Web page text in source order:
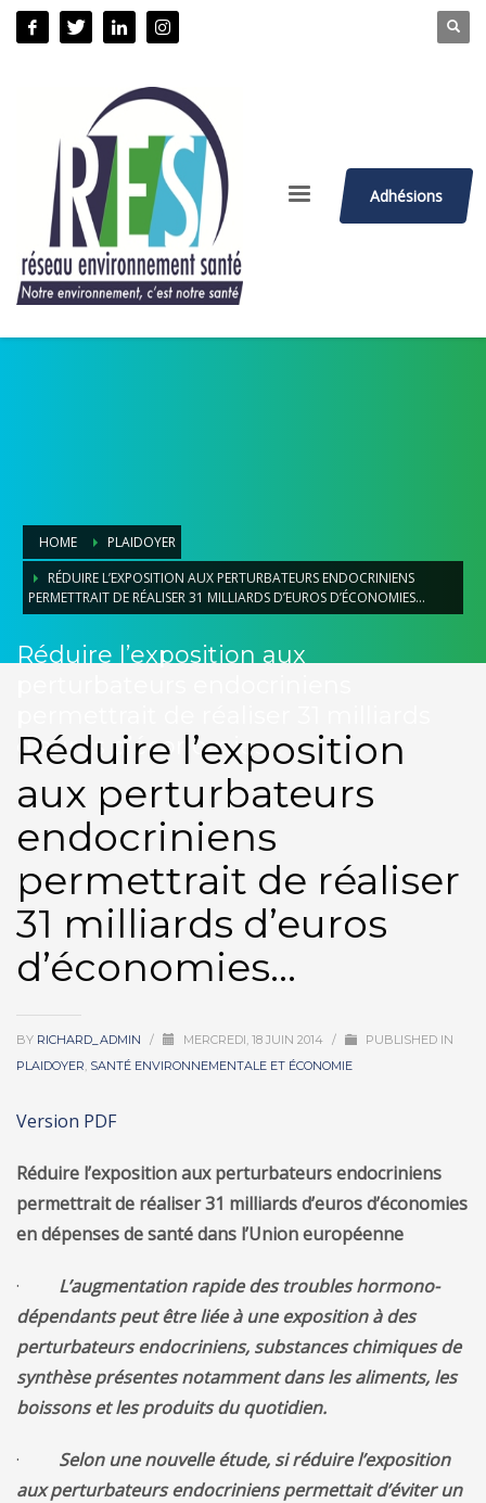
Adhésions
HOME
PLAIDOYER
RÉDUIRE L’EXPOSITION AUX PERTURBATEURS ENDOCRINIENS
PERMETTRAIT DE RÉALISER 31 MILLIARDS D’EUROS D’ÉCONOMIES…
Réduire l’exposition aux
d’euros d’économies…
Réduire l’exposition
aux perturbateurs
endocriniens
permettrait de réaliser
31 milliards d’euros
d’économies…
BY RICHARD_ADMIN / MERCREDI, 18 JUIN 2014 /
PUBLISHED IN
PLAIDOYER, SANTÉ ENVIRONNEMENTALE ET ÉCONOMIE
Version PDF
Réduire l’exposition aux perturbateurs endocriniens
permettrait de réaliser 31 milliards d’euros d’économies
en dépenses de santé dans l’Union européenne
· L’augmentation rapide des troubles hormono-
dépendants peut être liée à une exposition à des
perturbateurs endocriniens, substances chimiques de
synthèse présentes notamment dans les aliments, les
boissons et les produits du quotidien.
· Selon une nouvelle étude, si réduire l’exposition
aux perturbateurs endocriniens permettait d’éviter un